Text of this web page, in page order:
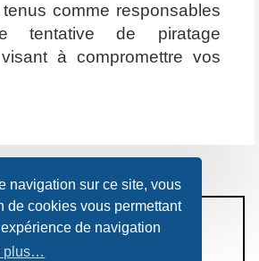
navigation sur ce site, vous
de cookies vous permettant
de navigation
plus…
comme responsables
tentative de piratage
à compromettre vos
D’UTILISATION
DE VIE PRIVÉE